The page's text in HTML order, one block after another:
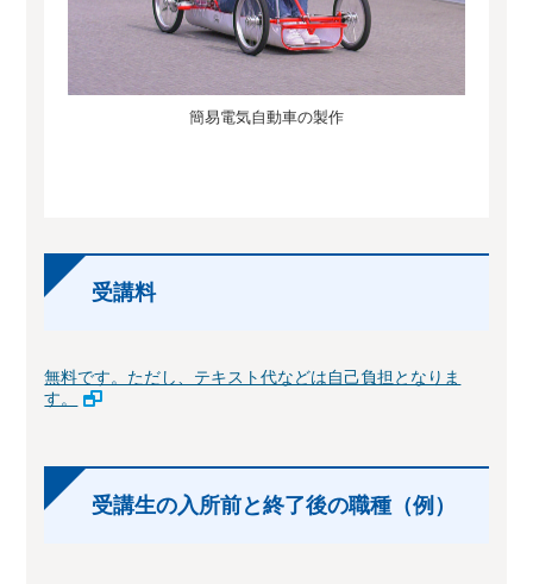
簡易電気自動車の製作
受講料
無料です。ただし、テキスト代などは自己負担となりま
す。
受講生の入所前と終了後の職種（例）